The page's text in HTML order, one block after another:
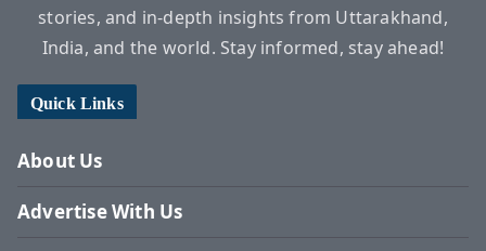
stories, and in-depth insights from Uttarakhand,
India, and the world. Stay informed, stay ahead!
Quick Links
About Us
Advertise With Us